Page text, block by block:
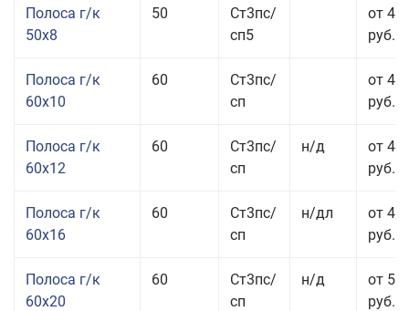
Полоса г/к
50x8
50
Ст3пс/
сп5
от 45
руб.
Полоса г/к
60x10
60
Ст3пс/
сп
от 41
руб.
Полоса г/к
60x12
60
Ст3пс/
сп
н/д
от 44
руб.
Полоса г/к
60x16
60
Ст3пс/
сп
н/дл
от 48
руб.
Полоса г/к
60x20
60
Ст3пс/
сп
н/д
от 53
руб.